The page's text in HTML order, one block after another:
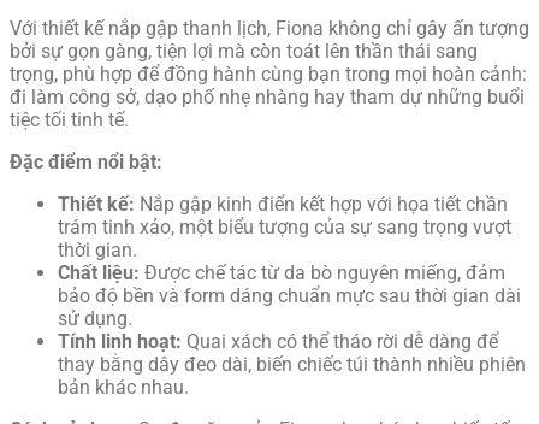
Với thiết kế nắp gập thanh lịch, Fiona không chỉ gây ấn tượng
bởi sự gọn gàng, tiện lợi mà còn toát lên thần thái sang
trọng, phù hợp để đồng hành cùng bạn trong mọi hoàn cảnh:
đi làm công sở, dạo phố nhẹ nhàng hay tham dự những buổi
tiệc tối tinh tế.
Đặc điểm nổi bật:
Thiết kế: Nắp gập kinh điển kết hợp với họa tiết chần
trám tinh xảo, một biểu tượng của sự sang trọng vượt
thời gian.
Chất liệu: Được chế tác từ da bò nguyên miếng, đảm
bảo độ bền và form dáng chuẩn mực sau thời gian dài
sử dụng.
Tính linh hoạt: Quai xách có thể tháo rời dễ dàng để
thay bằng dây đeo dài, biến chiếc túi thành nhiều phiên
bản khác nhau.